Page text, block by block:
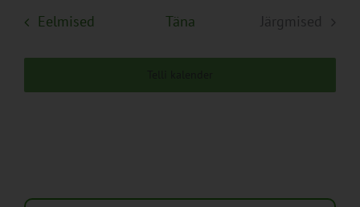
Eelmised SündmusedTäna
Järgmised